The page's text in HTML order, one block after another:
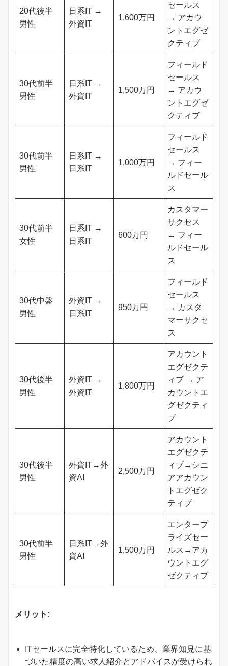
20代後半
男性
日系IT →
外資IT
1,600万円
セールス
→ アカウ
ントエグゼ
クティブ
30代前半
男性
日系IT →
外資IT
1,500万円
フィールド
セールス
→ アカウ
ントエグゼ
クティブ
30代前半
男性
日系IT →
日系IT
1,000万円
フィールド
セールス
→ フィー
ルドセール
ス
30代前半
女性
日系IT →
日系IT
600万円
カスタマー
サクセス
→ フィー
ルドセール
ス
30代中盤
男性
外資IT →
日系IT
950万円
フィールド
セールス
→ カスタ
マーサクセ
ス
30代後半
男性
外資IT →
外資IT
1,800万円
アカウント
エグゼクテ
ィブ → ア
カウントエ
グゼクティ
ブ
30代後半
男性
外資IT→外
資AI
2,500万円
アカウント
エグゼクテ
ィブ→シニ
アアカウン
トエグゼク
ティブ
30代前半
男性
日系IT→外
資AI
1,500万円
エンタープ
ライズセー
ルス→アカ
ウントエグ
ゼクティブ
メリット:
ITセールスに完全特化しているため、業界知見に基
づいた精度の高い求人紹介とアドバイスが受けられ